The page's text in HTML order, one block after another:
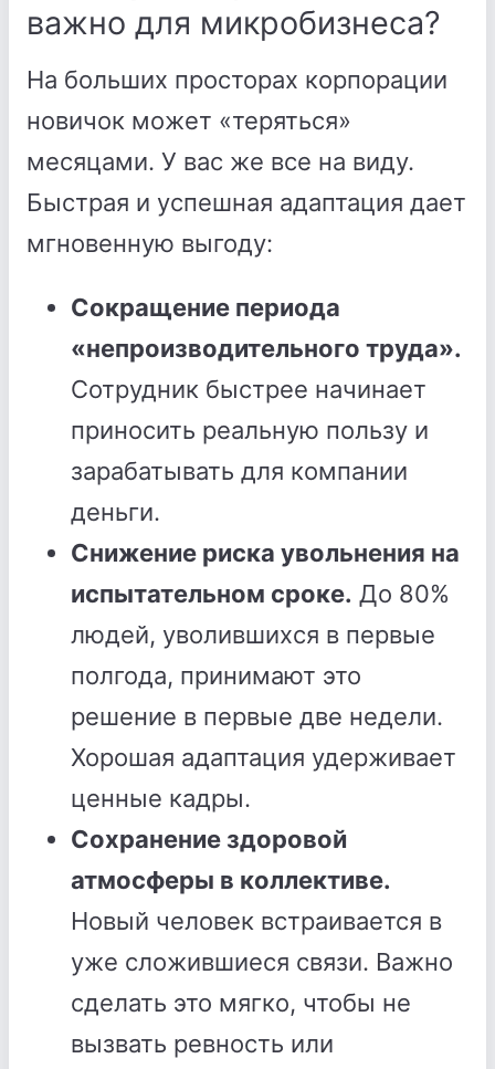
важно для микробизнеса?
На больших просторах корпорации
новичок может «теряться»
месяцами. У вас же все на виду.
Быстрая и успешная адаптация дает
мгновенную выгоду:
Сокращение периода
«непроизводительного труда».
Сотрудник быстрее начинает
приносить реальную пользу и
зарабатывать для компании
деньги.
Снижение риска увольнения на
испытательном сроке. До 80%
людей, уволившихся в первые
полгода, принимают это
решение в первые две недели.
Хорошая адаптация удерживает
ценные кадры.
Сохранение здоровой
атмосферы в коллективе.
Новый человек встраивается в
уже сложившиеся связи. Важно
сделать это мягко, чтобы не
вызвать ревность или